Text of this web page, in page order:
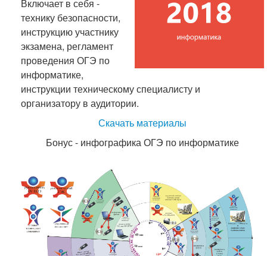
Включает в себя -
технику безопасности,
инструкцию участнику
экзамена, регламент
проведения ОГЭ по
информатике,
инструкции техническому специалисту и
организатору в аудитории.
Скачать материалы
Бонус - инфографика ОГЭ по информатике